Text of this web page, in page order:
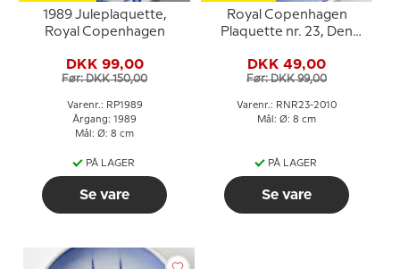
1989 Juleplaquette,
Royal Copenhagen
DKK 99,00
Før: DKK 150,00
Varenr.: RP1989
Årgang: 1989
Mål: Ø: 8 cm
PÅ LAGER
Se vare
Royal Copenhagen
Plaquette nr. 23, Den
DKK 49,00
Før: DKK 99,00
Varenr.: RNR23-2010
Mål: Ø: 8 cm
PÅ LAGER
Se vare